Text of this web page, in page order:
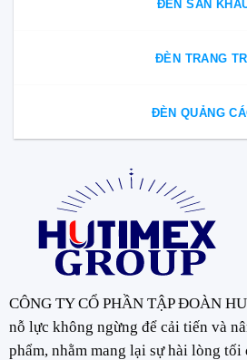
ĐÈN SÂN
ĐÈN TRANG TRÍ
ĐÈN QUẢNG
CÔNG TY CỔ PHẦN TẬP ĐOÀN
nỗ lực không ngừng để cải tiến và
phẩm, nhằm mang lại sự hài lòng